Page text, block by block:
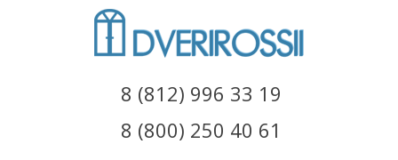
8 (812) 996 33 19
8 (800) 250 40 61